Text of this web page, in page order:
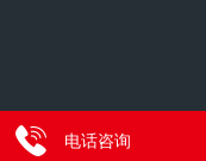
电话咨询